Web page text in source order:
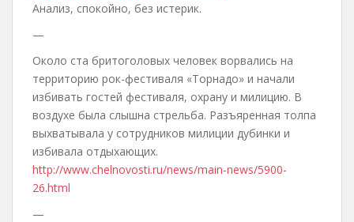
Анализ, спокойно, без истерик.
—
Около ста бритоголовых человек ворвались на
территорию рок-фестиваля «Торнадо» и начали
избивать гостей фестиваля, охрану и милицию. В
воздухе была слышна стрельба. Разъяренная толпа
выхватывала у сотрудников милиции дубинки и
избивала отдыхающих.
http://www.chelnovosti.ru/news/main-news/5900-
26.html
—